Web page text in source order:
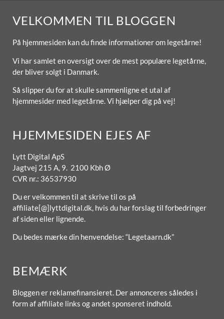
VELKOMMEN TIL BLOGGEN
På hjemmesiden kan du finde informationer om legetårne!
Vi har samlet en oversigt over de mest populære legetårne,
der bliver solgt i Danmark.
Så slipper du for at skulle sammenligne et utal af
hjemmesider med legetårne. Vi hjælper dig på vej!
HJEMMESIDEN EJES AF
Lytt Digital ApS
Jagtvej 215 A, 9. 2100 Kbh Ø
CVR nr.: 36537930
Du er velkommen til at skrive til os på
affiliate[@]lyttdigital.dk, hvis du har forslag til forbedringer
af siden eller lignende.
Du bedes mærke din henvendelse: “Legetaarn.dk”
BEMÆRK
Bloggen er reklamefinansieret. Der annonceres således i
form af affiliate links og andet sponseret indhold.